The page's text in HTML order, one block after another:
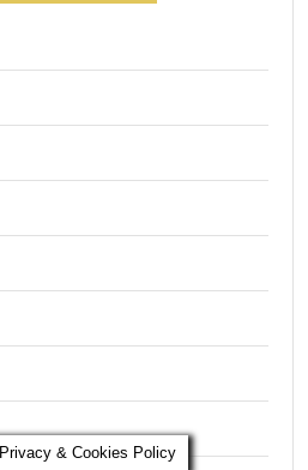
Privacy & Cookies Policy